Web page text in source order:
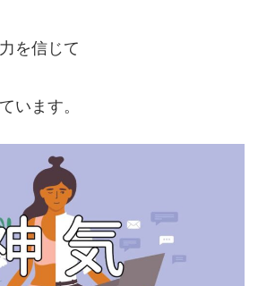
を信じて
います。